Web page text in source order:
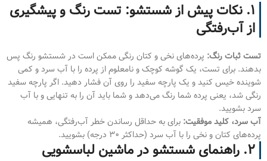
۱. نکات پیش از شستشو: تست رنگ و پیشگیری
از آب‌رفتگی
تست ثبات رنگ: پرده‌های نخی و کتان رنگی ممکن است در شستشو رنگ پس
بدهند. برای تست، یک گوشه کوچک و نامعلوم از پرده را با آب سرد و کمی
شوینده خیس کنید و یک پارچه سفید را روی آن فشار دهید. اگر پارچه سفید
رنگی شد، یعنی پرده شما رنگ می‌دهد و شما باید آن را به تنهایی و با آب
سرد بشویید.
آب سرد، کلید موفقیت: برای به حداقل رساندن خطر آب‌رفتگی، همیشه
پرده‌های کتان و نخی را با آب سرد (حداکثر ۳۰ درجه) بشویید.
۲. راهنمای شستشو در ماشین لباسشویی